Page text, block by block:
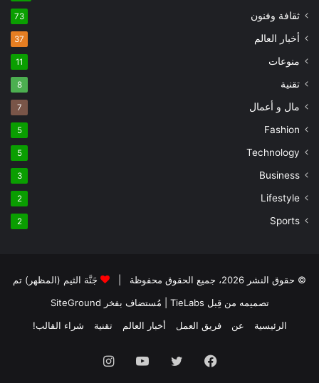
ثقافة وفنون 73
أخبار العالم 37
منوعات 11
تقنية 8
مال و أعمال 7
Fashion
5
Technology
5
Business
3
Lifestyle
2
Sports
2
© حقوق النشر 2026، جميع الحقوق محفوظة |
جَنَّة الثيم (المظهر) تم
تصميمه من قِبل TieLabs
| مُستضاف بفخر SiteGround
الرئيسية
عن فريق العمل أخبار العالم تقنية شراء القالب!
فيسبوك تويتر يوتيوب